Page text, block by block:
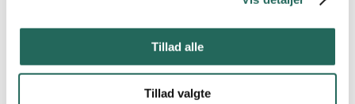
Tillad alle
Tillad valgte
Se regler for Høvdingebold